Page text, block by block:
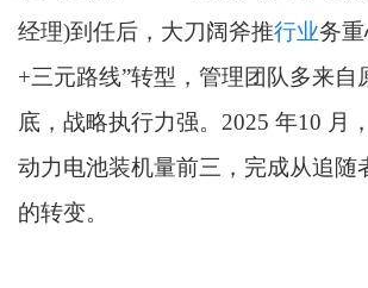
经理)到任后，大刀阔斧推行业务
+三元路线”转型，管理团队多来自
底，战略执行力强。2025 年10 月
动力电池装机量前三，完成从追随
的转变。